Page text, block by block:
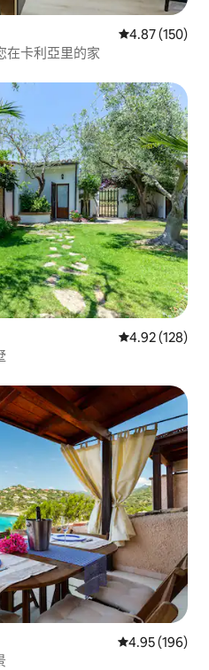
從 150 則評價
4.87 (150)
在卡利亞里的家
從 128 則評價
4.92 (128)
從 196 則評價
4.95 (196)